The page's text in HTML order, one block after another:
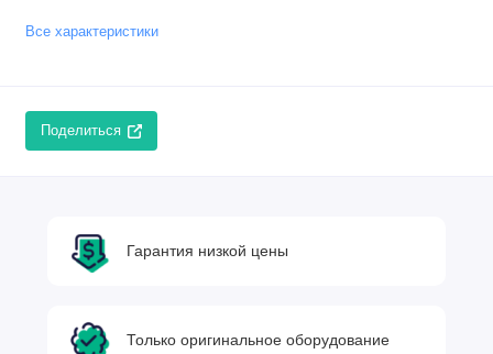
Все характеристики
Поделиться
Гарантия низкой цены
Только оригинальное оборудование